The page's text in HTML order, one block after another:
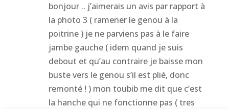
bonjour .. j’aimerais un avis par rapport à
la photo 3 ( ramener le genou à la
poitrine ) je ne parviens pas à le faire
jambe gauche ( idem quand je suis
debout et qu’au contraire je baisse mon
buste vers le genou s’il est plié, donc
remonté ! ) mon toubib me dit que c’est
la hanche qui ne fonctionne pas ( tres